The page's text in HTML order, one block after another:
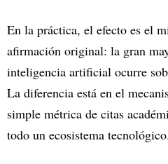
En la práctica, el efecto es el
afirmación original: la gran
inteligencia artificial ocurre
La diferencia está en el
simple métrica de citas
todo un ecosistema tecnológico.